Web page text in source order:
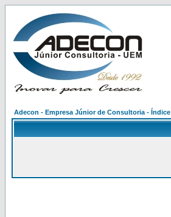
Adecon - Empresa Júnior de Consultoria - Índice